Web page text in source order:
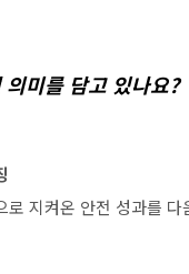
의미를 담고 있나요?
로 지켜온 안전 성과를 다